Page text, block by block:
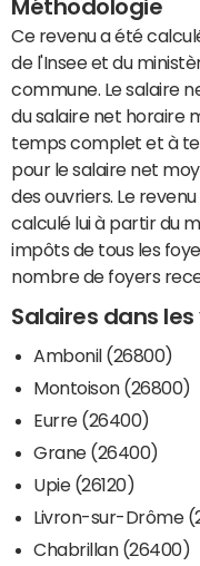
Méthodologie
Ce revenu a été
de l'Insee et du
commune. Le salaire
du salaire net horaire
temps complet et à
pour le salaire net
des ouvriers. Le
calculé lui à partir du
impôts de tous les
nombre de foyers
Salaires dans
Ambonil (26800)
Montoison (26800)
Eurre (26400)
Grane (26400)
Upie (26120)
Livron-sur-Drôme
Chabrillan (26400)